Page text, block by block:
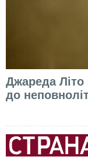
Джареда Літо
до